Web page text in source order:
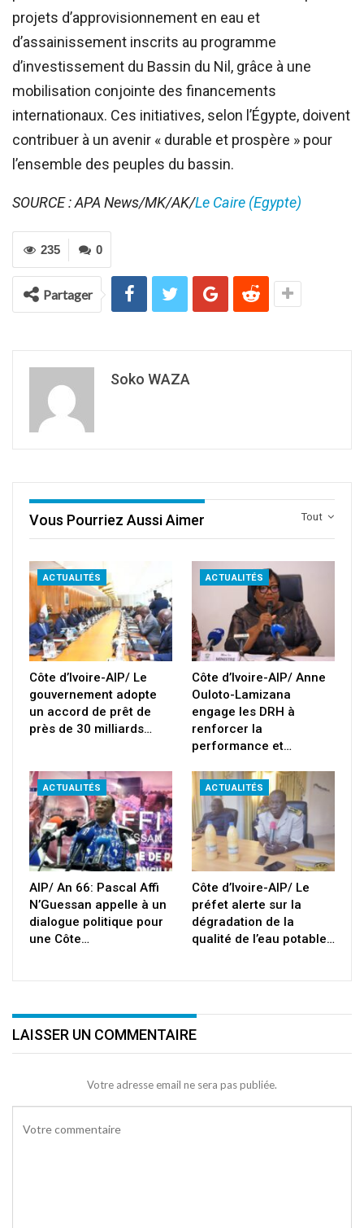
projets d’approvisionnement en eau et
d’assainissement inscrits au programme
d’investissement du Bassin du Nil, grâce à une
mobilisation conjointe des financements
internationaux. Ces initiatives, selon l’Égypte, doivent
contribuer à un avenir « durable et prospère » pour
l’ensemble des peuples du bassin.
SOURCE : APA News/MK/AK/Le Caire (Egypte)
0
235
Partager
Soko WAZA
Tout
Vous Pourriez Aussi Aimer
ACTUALITÉS
Côte d’Ivoire-AIP/ Le
gouvernement adopte
un accord de prêt de
près de 30 milliards…
ACTUALITÉS
Côte d’Ivoire-AIP/ Anne
Ouloto-Lamizana
engage les DRH à
renforcer la
performance et…
ACTUALITÉS
AIP/ An 66: Pascal Affi
N’Guessan appelle à un
dialogue politique pour
une Côte…
ACTUALITÉS
Côte d’Ivoire-AIP/ Le
préfet alerte sur la
dégradation de la
qualité de l’eau potable…
LAISSER UN COMMENTAIRE
Votre adresse email ne sera pas publiée.